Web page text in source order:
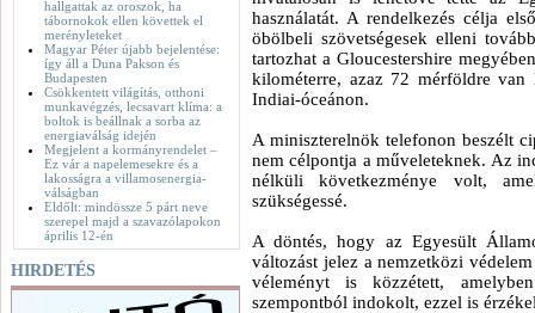
hallgattak az oroszok, ha
tábornokok ellen követtek el
merényleteket
Magyar Péter újabb bejelentése:
így áll a Duna Pakson és
Budapesten
Csökkentett világítás, otthoni
munkavégzés, lecsavart klíma: a
boltok is beállnak a sorba az
energiaválság idején
Megjelent a kormányrendelet –
Ez vár a napelemesekre és a
lakosságra a villamosenergia-
válságban
Eldőlt: mindössze 5 párt neve
szerepel majd a szavazólapokon
április 12-én
HIRDETÉS
használatát. A rendelkezés célja
öbölbeli szövetségesek elleni
tartozhat a Gloucestershire
kilométerre, azaz 72 mérföldre
Indiai-óceánon.
A miniszterelnök telefonon beszélt
nem célpontja a műveleteknek. Az
nélküli következménye volt,
szükségessé.
A döntés, hogy az Egyesült
változást jelez a nemzetközi
véleményt is közzétett,
szempontból indokolt, ezzel is